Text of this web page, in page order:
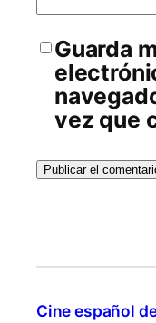
Guarda
vez que
Cine español